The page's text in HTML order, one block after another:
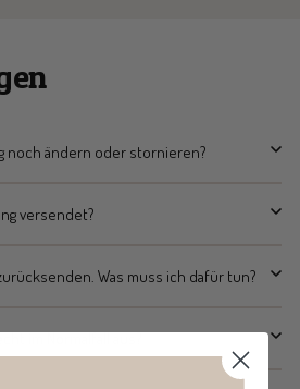
noch ändern oder stornieren?
versendet?
Was muss ich dafür tun?
im Normalfall aus?